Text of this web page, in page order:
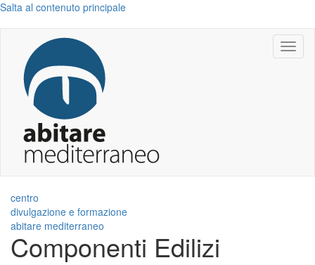
Salta al contenuto principale
centro
divulgazione e formazione
abitare mediterraneo
Componenti Edilizi